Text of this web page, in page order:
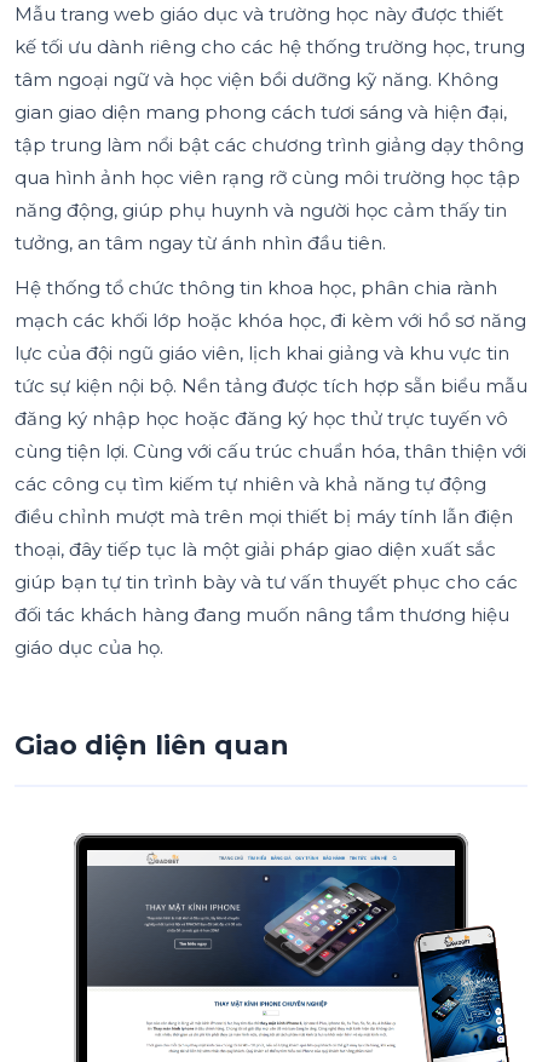
Mẫu trang web giáo dục và trường học này được thiết
kế tối ưu dành riêng cho các hệ thống trường học, trung
tâm ngoại ngữ và học viện bồi dưỡng kỹ năng. Không
gian giao diện mang phong cách tươi sáng và hiện đại,
tập trung làm nổi bật các chương trình giảng dạy thông
qua hình ảnh học viên rạng rỡ cùng môi trường học tập
năng động, giúp phụ huynh và người học cảm thấy tin
tưởng, an tâm ngay từ ánh nhìn đầu tiên.
Hệ thống tổ chức thông tin khoa học, phân chia rành
mạch các khối lớp hoặc khóa học, đi kèm với hồ sơ năng
lực của đội ngũ giáo viên, lịch khai giảng và khu vực tin
tức sự kiện nội bộ. Nền tảng được tích hợp sẵn biểu mẫu
đăng ký nhập học hoặc đăng ký học thử trực tuyến vô
cùng tiện lợi. Cùng với cấu trúc chuẩn hóa, thân thiện với
các công cụ tìm kiếm tự nhiên và khả năng tự động
điều chỉnh mượt mà trên mọi thiết bị máy tính lẫn điện
thoại, đây tiếp tục là một giải pháp giao diện xuất sắc
giúp bạn tự tin trình bày và tư vấn thuyết phục cho các
đối tác khách hàng đang muốn nâng tầm thương hiệu
giáo dục của họ.
Giao diện liên quan